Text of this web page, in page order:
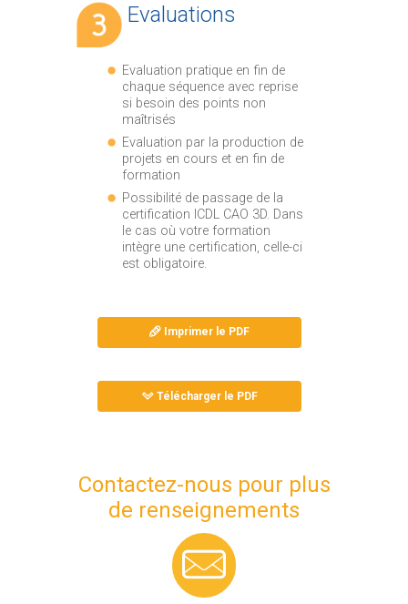
Evaluations
Evaluation pratique en fin de
chaque séquence avec reprise
si besoin des points non
maîtrisés
Evaluation par la production de
projets en cours et en fin de
formation
Possibilité de passage de la
certification ICDL CAO 3D. Dans
le cas où votre formation
intègre une certification, celle-ci
est obligatoire.
Imprimer le PDF
Télécharger le PDF
Contactez-nous pour plus
de renseignements